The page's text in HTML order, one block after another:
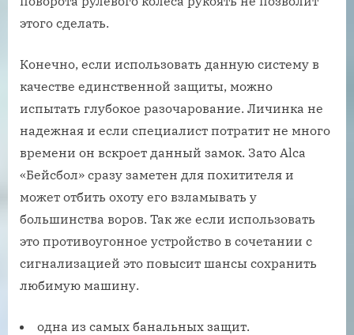
этого сделать.
Конечно, если использовать данную систему в
качестве единственной защиты, можно
испытать глубокое разочарование. Личинка не
надежная и если специалист потратит не много
времени он вскроет данный замок. Зато Alca
«Бейсбол» сразу заметен для похитителя и
может отбить охоту его взламывать у
большинства воров. Так же если использовать
это противоугонное устройство в сочетании с
сигнализацией это повысит шансы сохранить
любимую машину.
одна из самых банальных защит.